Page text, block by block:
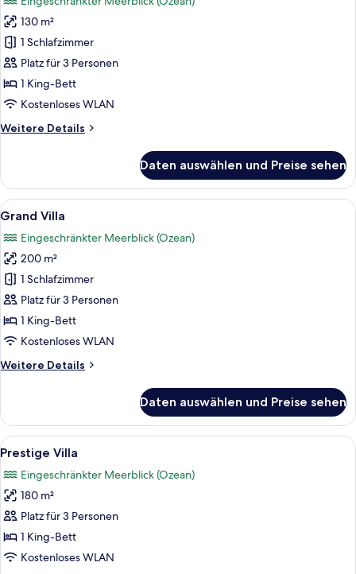
für
Luxury
Villa
anzeigen
130 m²
1 Schlafzimmer
Platz für 3 Personen
1 King-Bett
Kostenloses WLAN
Weitere Details
Weitere
Villa
Daten auswählen und Preise sehen
Alle
Fotos
für
Grand
Villa
anzeigen
Ein Hotelzimmer mit einem großen
10
Grand Villa
Eingeschränkter Meerblick (Ozean)
200 m²
1 Schlafzimmer
Platz für 3 Personen
1 King-Bett
Kostenloses WLAN
Weitere Details
Weitere
Villa
Daten auswählen und Preise sehen
Alle
Fotos
für
Prestige
Villa
anzeigen
Ein Hotelzimmer mit einem großen
8
Prestige Villa
Eingeschränkter Meerblick (Ozean)
180 m²
Platz für 3 Personen
1 King-Bett
Kostenloses WLAN